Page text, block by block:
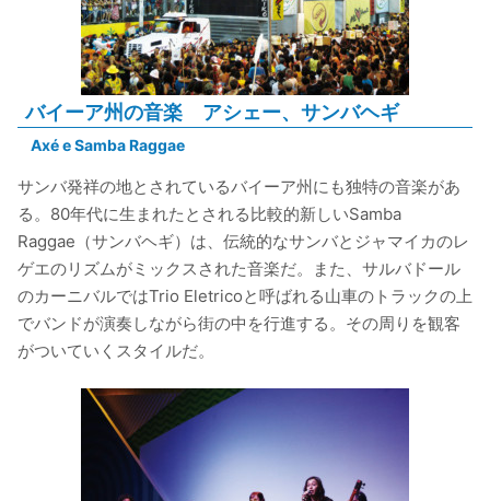
バイーア州の音楽 アシェー、サンバヘギ
Axé e Samba Raggae
サンバ発祥の地とされているバイーア州にも独特の音楽があ
る。80年代に生まれたとされる比較的新しいSamba
Raggae（サンバヘギ）は、伝統的なサンバとジャマイカのレ
ゲエのリズムがミックスされた音楽だ。また、サルバドール
のカーニバルではTrio Eletricoと呼ばれる山車のトラックの上
でバンドが演奏しながら街の中を行進する。その周りを観客
がついていくスタイルだ。